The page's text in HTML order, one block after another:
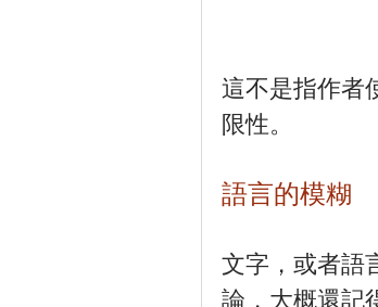
這不是指作者
限性。
語言的模糊
文字，或者語
論，大概還記